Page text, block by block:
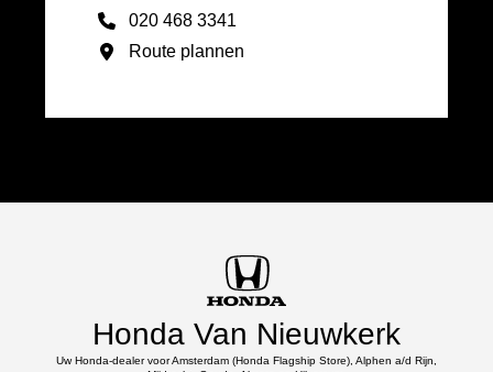
020 468 3341
Route plannen
Honda Van Nieuwkerk
Uw Honda-dealer voor Amsterdam (Honda Flagship Store), Alphen a/d Rijn,